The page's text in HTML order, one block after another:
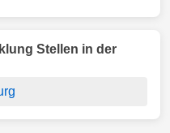
Stellen in der